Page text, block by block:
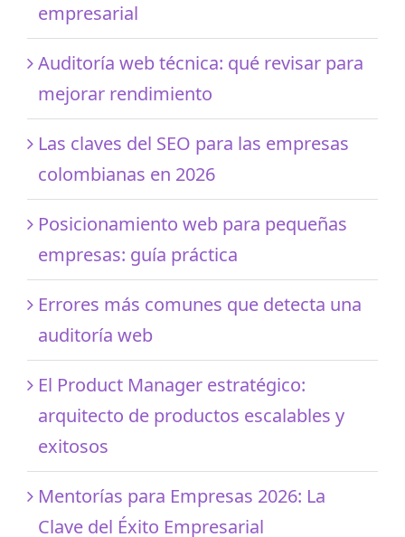
empresarial
Auditoría web técnica: qué revisar para
mejorar rendimiento
Las claves del SEO para las empresas
colombianas en 2026
Posicionamiento web para pequeñas
empresas: guía práctica
Errores más comunes que detecta una
auditoría web
El Product Manager estratégico:
arquitecto de productos escalables y
exitosos
Mentorías para Empresas 2026: La
Clave del Éxito Empresarial